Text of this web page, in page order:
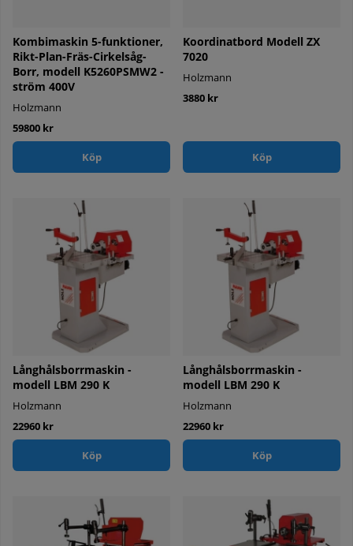
Kombimaskin 5-funktioner,
Rikt-Plan-Fräs-Cirkelsåg-
Borr, modell K5260PSMW2 -
ström 400V
Holzmann
59800 kr
Köp
Koordinatbord Modell ZX
7020
Holzmann
3880 kr
Köp
Långhålsborrmaskin -
modell LBM 290 K
Holzmann
22960 kr
Köp
Långhålsborrmaskin -
modell LBM 290 K
Holzmann
22960 kr
Köp